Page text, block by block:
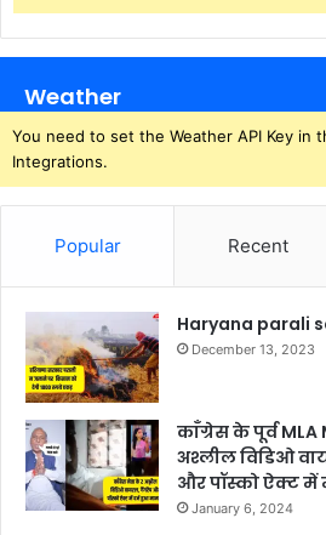
Weather
You need to set the Weather API Key in
Integrations.
Popular Recent
Haryana parali
December 13, 2023
काँग्रेस के पूर्व
अश्लील विडिओ
और पॉस्को ऐक्ट में
January 6, 2024